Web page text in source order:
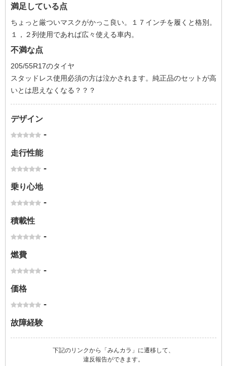
満足している点
ちょっと厳ついマスクがかっこ良い。１７インチを履くと格別。
１，２列使用であれば広々使える車内。
不満な点
205/55R17のタイヤ
スタッドレス使用必須の方は泣かされます。純正品のセットが高
いとは思えなくなる？？？
デザイン
-
走行性能
-
乗り心地
-
積載性
-
燃費
-
価格
-
故障経験
下記のリンクから「みんカラ」に遷移して、
違反報告ができます。